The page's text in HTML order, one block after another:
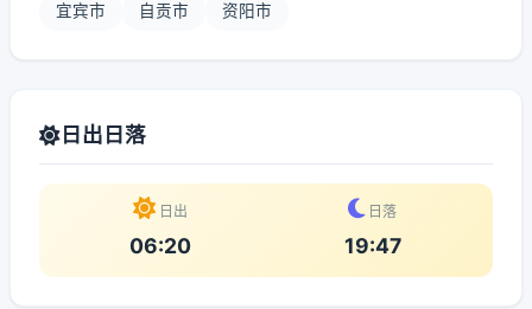
宜宾市 自贡市 资阳市
日出日落
日出
06:20
日落
19:47